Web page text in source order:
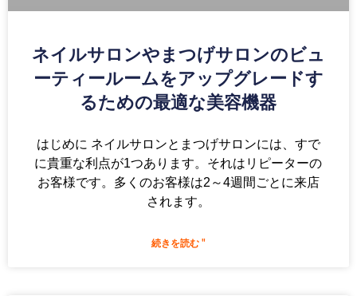
ネイルサロンやまつげサロンのビュ
ーティールームをアップグレードす
るための最適な美容機器
はじめに ネイルサロンとまつげサロンには、すで
に貴重な利点が1つあります。それはリピーターの
お客様です。多くのお客様は2～4週間ごとに来店
されます。
続きを読む "